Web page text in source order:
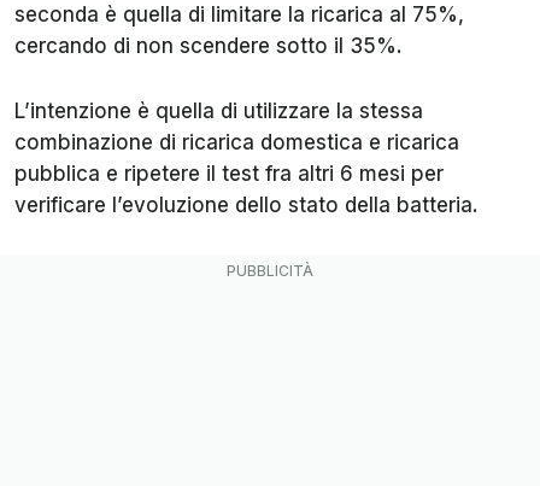
seconda è quella di limitare la ricarica al 75%,
cercando di non scendere sotto il 35%.
L’intenzione è quella di utilizzare la stessa
combinazione di ricarica domestica e ricarica
pubblica e ripetere il test fra altri 6 mesi per
verificare l’evoluzione dello stato della batteria.